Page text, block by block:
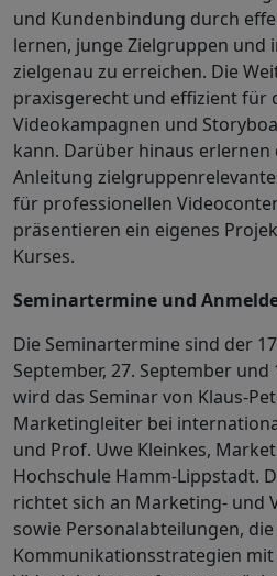
und Kundenbindung durch
lernen, junge Zielgruppen und
zielgenau zu erreichen. Die
praxisgerecht und effizient für
Videokampagnen und
kann. Darüber hinaus
Anleitung
für professionellen
präsentieren ein eigenes
Kurses.
Seminartermine und
Die Seminartermine sind der
September, 27. September
wird das Seminar von Klaus-
Marketingleiter bei
und Prof. Uwe Kleinkes,
Hochschule Hamm-Lippstadt.
richtet sich an Marketing- und
sowie Personalabteilungen,
Kommunikationsstrategien